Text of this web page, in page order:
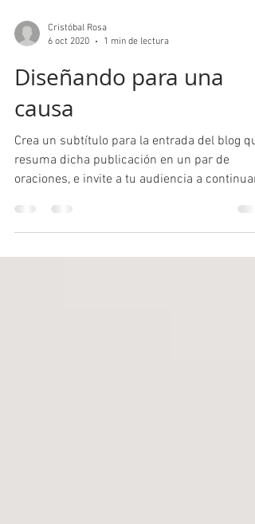
6 oct 2020
1 min de lectura
Diseñando para una
causa
Crea un subtítulo para la entrada del blog
oraciones, e invite a tu audiencia a